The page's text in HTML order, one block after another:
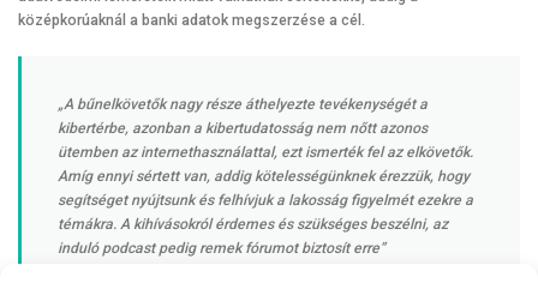
középkorúaknál a banki adatok megszerzése a cél.
„A bűnelkövetők nagy része áthelyezte tevékenységét a
kibertérbe, azonban a kibertudatosság nem nőtt azonos
ütemben az internethasználattal, ezt ismerték fel az elkövetők.
Amíg ennyi sértett van, addig kötelességünknek érezzük, hogy
segítséget nyújtsunk és felhívjuk a lakosság figyelmét ezekre a
témákra. A kihívásokról érdemes és szükséges beszélni, az
induló podcast pedig remek fórumot biztosít erre”